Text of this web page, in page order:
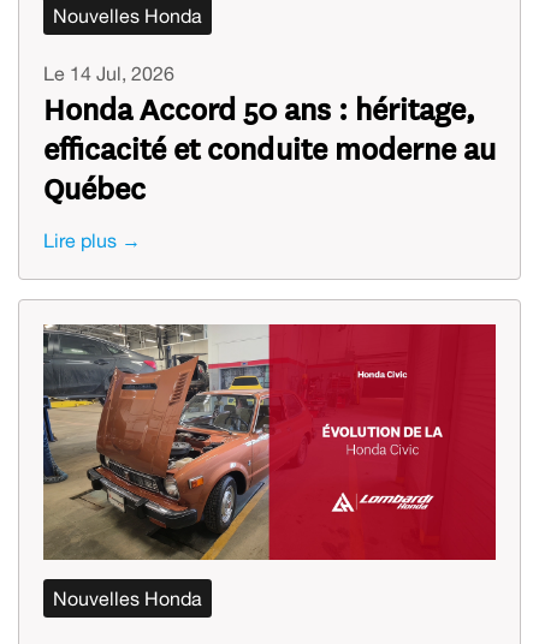
Nouvelles Honda
Le 14 Jul, 2026
Honda Accord 50 ans : héritage,
efficacité et conduite moderne au
Québec
Lire plus →
Nouvelles Honda